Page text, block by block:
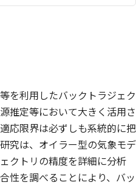
を利用したバックトラジェク
推定等において大きく活用さ
応限界は必ずしも系統的に把
究は、オイラー型の気象モデ
クトリの精度を詳細に分析
性を調べることにより、バッ